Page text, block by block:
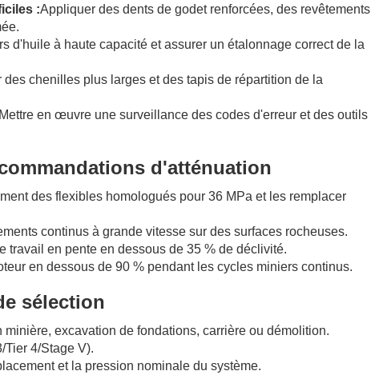
:Appliquer des dents de godet renforcées, des revêtements
d'huile à haute capacité et assurer un étalonnage correct de la
des chenilles plus larges et des tapis de répartition de la
Mettre en œuvre une surveillance des codes d'erreur et des outils
d'atténuation
des flexibles homologués pour 36 MPa et les remplacer
continus à grande vitesse sur des surfaces rocheuses.
travail en pente en dessous de 35 % de déclivité.
en dessous de 90 % pendant les cycles miniers continus.
sélection
excavation de fondations, carrière ou démolition.
Tier 4/Stage V).
et la pression nominale du système.